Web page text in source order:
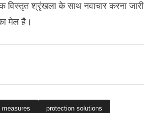
विस्तृत श्रृंखला के साथ नवाचार करना जारी
मेल है।
protection solutions